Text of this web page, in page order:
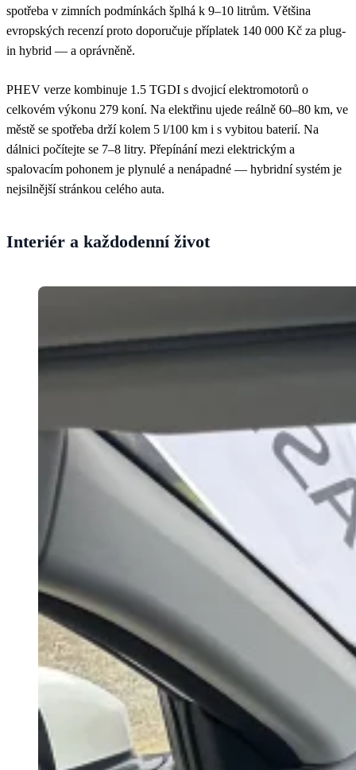
spotřeba v zimních podmínkách šplhá k 9–10 litrům. Většina
evropských recenzí proto doporučuje příplatek 140 000 Kč za plug-
in hybrid — a oprávněně.
PHEV verze kombinuje 1.5 TGDI s dvojicí elektromotorů o
celkovém výkonu 279 koní. Na elektřinu ujede reálně 60–80 km, ve
městě se spotřeba drží kolem 5 l/100 km i s vybitou baterií. Na
dálnici počítejte se 7–8 litry. Přepínání mezi elektrickým a
spalovacím pohonem je plynulé a nenápadné — hybridní systém je
nejsilnější stránkou celého auta.
Interiér a každodenní život